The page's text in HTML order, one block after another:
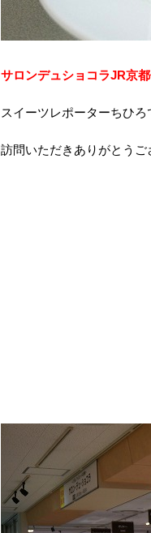
サロンデュショコラJR京
スイーツレポーターちひろ
訪問いただきありがとうご